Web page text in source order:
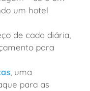
um hotel
de cada diária,
para
, uma
para as